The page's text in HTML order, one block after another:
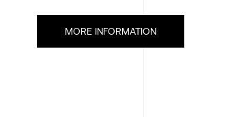
MORE INFORMATION